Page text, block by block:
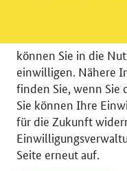
© 2026
RSS
Benutzerhinweise
Impressum
Einwilligungsverwaltung
können Sie in die
einwilligen. Nähere
finden Sie, wenn Sie
Sie können Ihre
für die Zukunft
Seite erneut auf.